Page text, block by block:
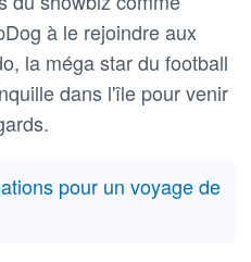
à le rejoindre aux
la méga star du football
dans l'île pour venir
pour un voyage de